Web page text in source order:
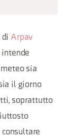
Arpav
intende
sia
il giorno
soprattutto
consultare